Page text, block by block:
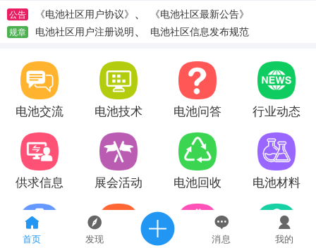
首页 发现 消息 我的
公告 《电池社区用户协议》 、 《电池社区最新公告》
规章 电池社区用户注册说明、 电池社区信息发布规范
电池交流 电池技术 电池问答 行业动态
供求信息 展会活动 电池回收 电池材料